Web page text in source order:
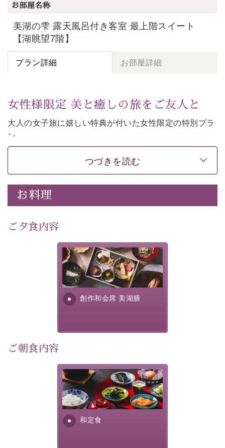
お部屋名称
美湖の雫 露天風呂付き客室 最上階スイート
【湖眺望7階】
プラン詳細 お部屋詳細
女性様限定 美と癒しの旅をご友人と
大人の女子旅に嬉しい特典が付いた女性限定の特別プラ
ン。
女性同士の癒しの旅を愉しみたいならこちら。
-----------【安心への取り組み】----------
個室料亭、貸切風呂のご利用が可能な上、 安心安全にご
滞在いただけるよう
30項目以上からなる独自の衛生・消毒プログラムの基、
---------------------------------------------
■内容&特典■
40分無料
1人1,000円分の館内利用券（お飲み物やお土産などに
「千人風呂」で有名な 片倉館のご入浴券
クレンジング、化粧水、乳液
・諏訪大社4社を巡る無料参拝バス（事前予約制）
・館内着をご用意
・環境に配慮したアメニティをご用意
・館内フリーWi-Fi
・チェックイン15時、チェックアウト10時
つづきを読む
お料理
ご夕食内容
創作和会席 美湖膳
美湖膳とは諏訪の地で特別を
提供する為に料理長・神原 裕
明が考え出した創作和会席で
す。美しい諏訪湖の幸...
ご朝食内容
和定食
さっぱりとした和食膳に使わ
れる食材は、諏訪の名産品を
ふんだんに取り入れ、安心・
安全を心掛けた長野県産...